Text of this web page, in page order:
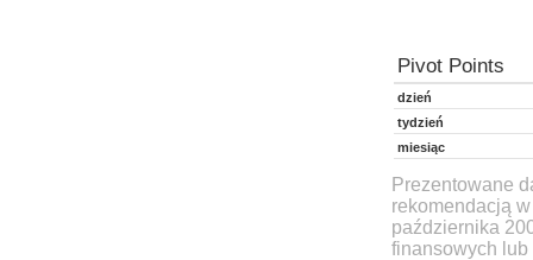
Pivot Points
dzień
tydzień
miesiąc
Prezentowane
rekomendacją
października
finansowych lub